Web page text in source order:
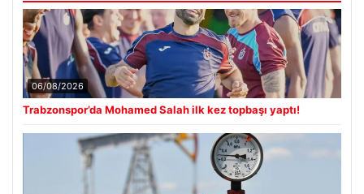
06/08/2026
Trabzonspor’da Mohamed Salah ilk kez topbaşı yaptı!